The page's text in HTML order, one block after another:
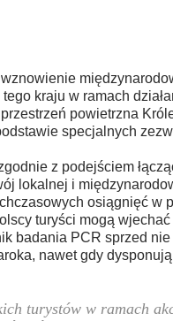
kraju w ramach
powietrzna
specjalnych
z podejściem
lokalnej i
osiągnięć w
turyści mogą
badania PCR sprzed
nawet gdy dysponują
turystów w ramach